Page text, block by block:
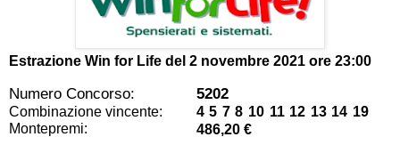
Estrazione Win for Life del 2 novembre 2021 ore 23:00
Numero Concorso: 5202
Combinazione vincente:
4 5 7 8 10 11 12 13 14 19
Montepremi:
486,20 €